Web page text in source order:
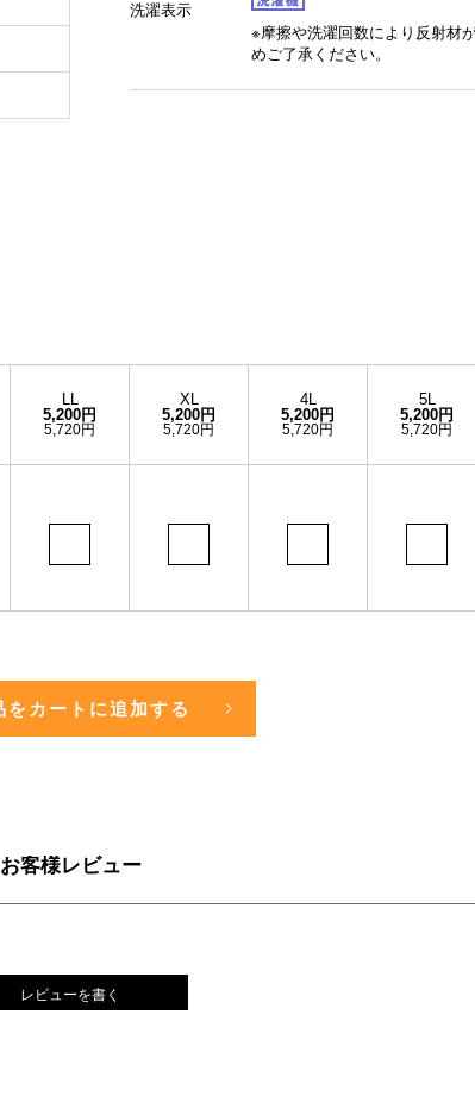
洗濯表示
※摩擦や洗濯回数により反射材
めご了承ください。
LL
5,200円
5,720円
XL
5,200円
5,720円
4L
5,200円
5,720円
5L
5,200円
5,720円
お客様レビュー
レビューを書く